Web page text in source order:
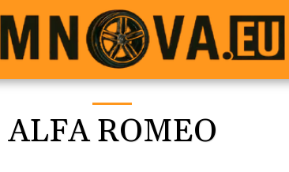
ALFA ROMEO